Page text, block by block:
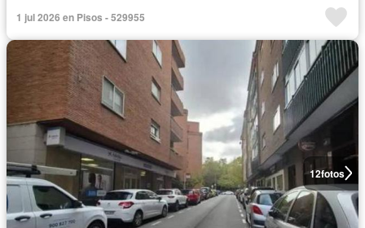
1 jul 2026 en Pisos - 529955
12fotos